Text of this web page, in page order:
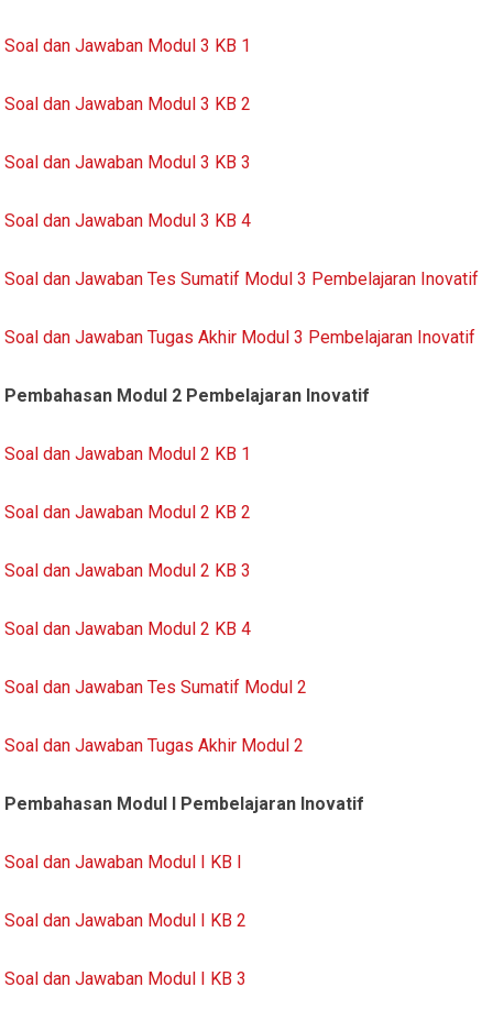
Soal dan Jawaban Modul 3 KB 1
Soal dan Jawaban Modul 3 KB 2
Soal dan Jawaban Modul 3 KB 3
Soal dan Jawaban Modul 3 KB 4
Soal dan Jawaban Tes Sumatif Modul 3 Pembelajaran Inovatif
Soal dan Jawaban Tugas Akhir Modul 3 Pembelajaran Inovatif
Pembahasan Modul 2 Pembelajaran Inovatif
Soal dan Jawaban Modul 2 KB 1
Soal dan Jawaban Modul 2 KB 2
Soal dan Jawaban Modul 2 KB 3
Soal dan Jawaban Modul 2 KB 4
Soal dan Jawaban Tes Sumatif Modul 2
Soal dan Jawaban Tugas Akhir Modul 2
Pembahasan Modul I Pembelajaran Inovatif
Soal dan Jawaban Modul I KB I
Soal dan Jawaban Modul I KB 2
Soal dan Jawaban Modul I KB 3